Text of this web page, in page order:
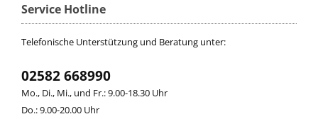
Service Hotline
Telefonische Unterstützung und Beratung unter:
02582 668990
Mo., Di., Mi., und Fr.: 9.00-18.30 Uhr
Do.: 9.00-20.00 Uhr